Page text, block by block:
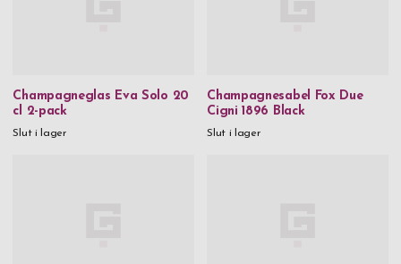
Champagneglas Eva Solo 20
cl 2-pack
Slut i lager
Champagnesabel Fox Due
Cigni 1896 Black
Slut i lager